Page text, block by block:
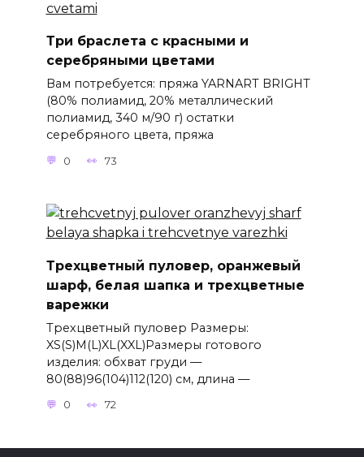
Три браслета с красными и
серебряными цветами
Вам потребуется: пряжа YARNART BRIGHT
(80% полиамид, 20% металлический
полиамид, 340 м/90 г) остатки
серебряного цвета, пряжа
0 73
Трехцветный пуловер, оранжевый
шарф, белая шапка и трехцветные
варежки
Трехцветный пуловер Размеры:
XS(S)M(L)XL(XXL)Размеры готового
изделия: обхват груди —
80(88)96(104)112(120) см, длина —
0 72